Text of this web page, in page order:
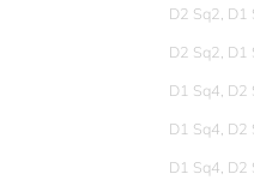
D2 Sq2, D1
D2 Sq2, D1
D1 Sq4, D2
D1 Sq4, D2
D1 Sq4, D2